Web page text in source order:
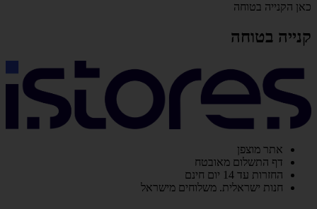
כאן הקנייה בטוחה
קנייה בטוחה
אתר מוצפן
דף התשלום מאובטח
החזרות עד 14 יום חינם
חנות ישראלית. משלוחים מישראל